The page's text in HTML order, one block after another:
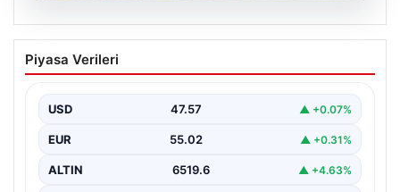
05.08.2026
Gözler İstanbul’a çevrildi, bir belediye
başkanından daha açıklama geldi. “Yeni
{"title": "İstanbul ve Türkiye'nin Siyasi Hareketliliği:
"content": "İstanbul'da…
Piyasa Verileri
USD 47.57 ▲ +0.07%
EUR 55.02 ▲ +0.31%
ALTIN 6519.6 ▲ +4.63%